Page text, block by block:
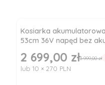
Kosiarka
53cm 36V napęd bez
Cena promocyjna
2 699,00 zł3 999,00 zł
lub 10 × 270 PLN